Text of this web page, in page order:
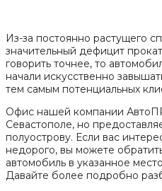
Из-за постоянно растущего
значительный дефицит
говорить точнее, то
начали искусственно
тем самым потенциальных
Офис нашей компании
Севастополе, но
полуострову. Если вас
недорого, вы можете
автомобиль в указанное
Давайте более подробно